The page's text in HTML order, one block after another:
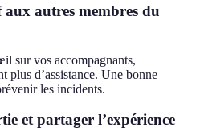
autres membres du
sur vos accompagnants,
plus d’assistance. Une bonne
les incidents.
et partager l’expérience